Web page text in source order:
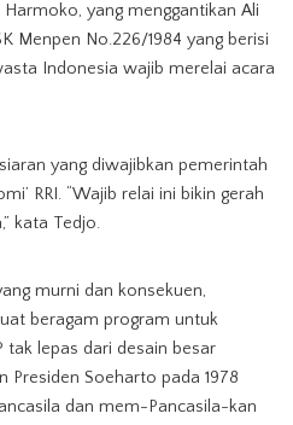
yang menggantikan Ali
Menpen No.226/1984 yang berisi
Indonesia wajib merelai acara
yang diwajibkan pemerintah
RRI. “Wajib relai ini bikin gerah
kata Tedjo.
murni dan konsekuen,
beragam program untuk
tak lepas dari desain besar
Presiden Soeharto pada 1978
dan mem-Pancasila-kan